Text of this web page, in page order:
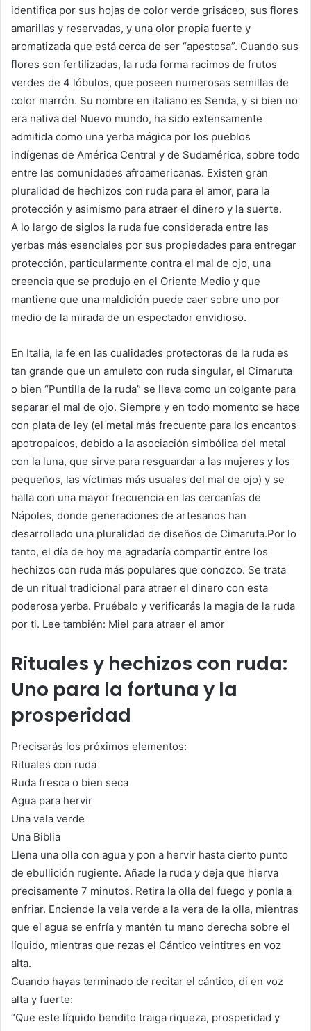
identifica por sus hojas de color verde grisáceo, sus flores
amarillas y reservadas, y una olor propia fuerte y
aromatizada que está cerca de ser “apestosa”. Cuando sus
flores son fertilizadas, la ruda forma racimos de frutos
verdes de 4 lóbulos, que poseen numerosas semillas de
color marrón. Su nombre en italiano es Senda, y si bien no
era nativa del Nuevo mundo, ha sido extensamente
admitida como una yerba mágica por los pueblos
indígenas de América Central y de Sudamérica, sobre todo
entre las comunidades afroamericanas. Existen gran
pluralidad de hechizos con ruda para el amor, para la
protección y asimismo para atraer el dinero y la suerte.
A lo largo de siglos la ruda fue considerada entre las
yerbas más esenciales por sus propiedades para entregar
protección, particularmente contra el mal de ojo, una
creencia que se produjo en el Oriente Medio y que
mantiene que una maldición puede caer sobre uno por
medio de la mirada de un espectador envidioso.
En Italia, la fe en las cualidades protectoras de la ruda es
tan grande que un amuleto con ruda singular, el Cimaruta
o bien “Puntilla de la ruda” se lleva como un colgante para
separar el mal de ojo. Siempre y en todo momento se hace
con plata de ley (el metal más frecuente para los encantos
apotropaicos, debido a la asociación simbólica del metal
con la luna, que sirve para resguardar a las mujeres y los
pequeños, las víctimas más usuales del mal de ojo) y se
halla con una mayor frecuencia en las cercanías de
Nápoles, donde generaciones de artesanos han
desarrollado una pluralidad de diseños de Cimaruta.Por lo
tanto, el día de hoy me agradaría compartir entre los
hechizos con ruda más populares que conozco. Se trata
de un ritual tradicional para atraer el dinero con esta
poderosa yerba. Pruébalo y verificarás la magia de la ruda
por ti. Lee también: Miel para atraer el amor
Rituales y hechizos con ruda:
Uno para la fortuna y la
prosperidad
Precisarás los próximos elementos:
Rituales con ruda
Ruda fresca o bien seca
Agua para hervir
Una vela verde
Una Biblia
Llena una olla con agua y pon a hervir hasta cierto punto
de ebullición rugiente. Añade la ruda y deja que hierva
precisamente 7 minutos. Retira la olla del fuego y ponla a
enfriar. Enciende la vela verde a la vera de la olla, mientras
que el agua se enfría y mantén tu mano derecha sobre el
líquido, mientras que rezas el Cántico veintitres en voz
alta.
Cuando hayas terminado de recitar el cántico, di en voz
alta y fuerte:
“Que este líquido bendito traiga riqueza, prosperidad y